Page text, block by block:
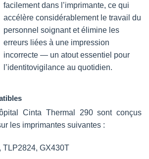
facilement dans l’imprimante, ce qui
accélère considérablement le travail du
personnel soignant et élimine les
erreurs liées à une impression
incorrecte — un atout essentiel pour
l’identitovigilance au quotidien.
Cinta Thermal 290 sont conçus
les imprimantes suivantes :
TLP2824, GX430T